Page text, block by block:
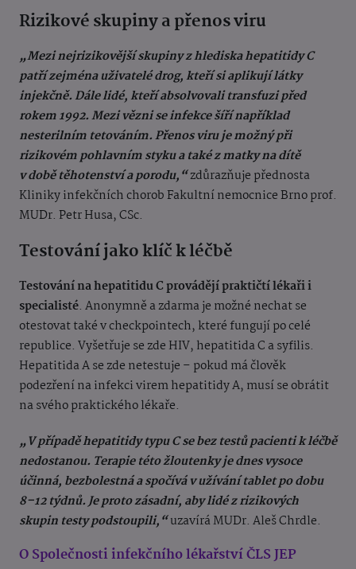
Rizikové skupiny a přenos viru
„Mezi nejrizikovější skupiny z hlediska hepatitidy C
patří zejména uživatelé drog, kteří si aplikují látky
injekčně. Dále lidé, kteří absolvovali transfuzi před
rokem 1992. Mezi vězni se infekce šíří například
nesterilním tetováním. Přenos viru je možný při
rizikovém pohlavním styku a také z matky na dítě
v době těhotenství a porodu,“zdůrazňuje přednosta
Kliniky infekčních chorob Fakultní nemocnice Brno prof.
MUDr. Petr Husa, CSc.
Testování jako klíč k léčbě
Testování na hepatitidu C provádějí praktičtí lékaři i
specialisté. Anonymně a zdarma je možné nechat se
otestovat také v checkpointech, které fungují po celé
republice. Vyšetřuje se zde HIV, hepatitida C a syfilis.
Hepatitida A se zde netestuje – pokud má člověk
podezření na infekci virem hepatitidy A, musí se obrátit
na svého praktického lékaře.
„V případě hepatitidy typu C se bez testů pacienti k léčbě
nedostanou. Terapie této žloutenky je dnes vysoce
účinná, bezbolestná a spočívá v užívání tablet po dobu
8–12 týdnů. Je proto zásadní, aby lidé z rizikových
skupin testy podstoupili,“uzavírá MUDr. Aleš Chrdle.
O Společnosti infekčního lékařství ČLS JEP